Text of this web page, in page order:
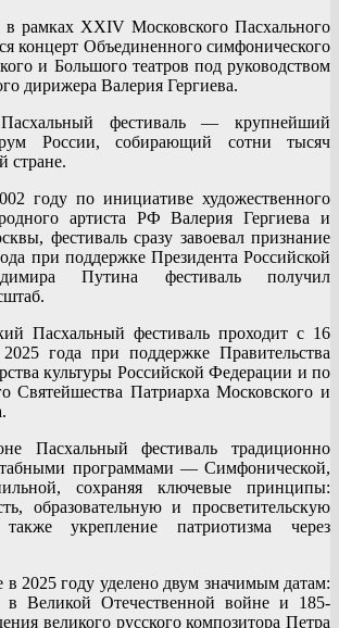
рамках XXIV Московского Пасхального
концерт Объединенного симфонического
и Большого театров под руководством
дирижера Валерия Гергиева.
фестиваль — крупнейший
России, собирающий сотни тысяч
стране.
году по инициативе художественного
артиста РФ Валерия Гергиева и
фестиваль сразу завоевал признание
при поддержке Президента Российской
Путина фестиваль получил
Пасхальный фестиваль проходит с 16
года при поддержке Правительства
культуры Российской Федерации и по
Святейшества Патриарха Московского и
Пасхальный фестиваль традиционно
программами — Симфонической,
сохраняя ключевые принципы:
образовательную и просветительскую
также укрепление патриотизма через
2025 году уделено двум значимым датам:
Великой Отечественной войне и 185-
великого русского композитора Петра